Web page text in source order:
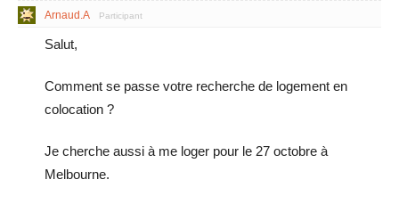
Arnaud.A Participant
Salut,
Comment se passe votre recherche de logement en
colocation ?
Je cherche aussi à me loger pour le 27 octobre à
Melbourne.